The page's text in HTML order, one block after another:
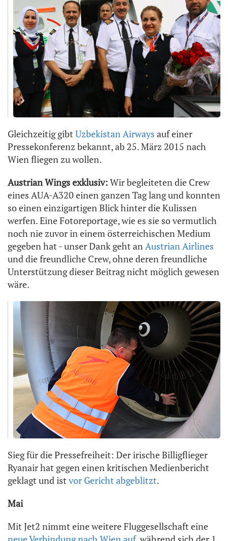
Gleichzeitig gibt Uzbekistan Airways auf einer
Pressekonferenz bekannt, ab 25. März 2015 nach
Wien fliegen zu wollen.
Austrian Wings exklusiv:Wir begleiteten die Crew
eines AUA-A320 einen ganzen Tag lang und konnten
so einen einzigartigen Blick hinter die Kulissen
werfen. Eine Fotoreportage, wie es sie so vermutlich
noch nie zuvor in einem österreichischen Medium
gegeben hat - unser Dank geht an Austrian Airlines
und die freundliche Crew, ohne deren freundliche
Unterstützung dieser Beitrag nicht möglich gewesen
wäre.
Sieg für die Pressefreiheit: Der irische Billigflieger
Ryanair hat gegen einen kritischen Medienbericht
geklagt und ist vor Gericht abgeblitzt.
Mai
Mit Jet2 nimmt eine weitere Fluggesellschaft eine